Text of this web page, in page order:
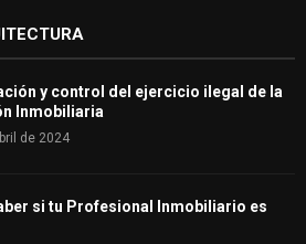
y control del ejercicio ilegal de la
Inmobiliaria
de 2024
si tu Profesional Inmobiliario es